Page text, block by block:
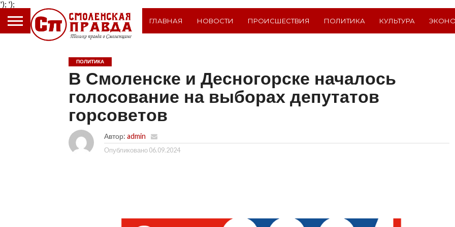
');
ГЛАВНАЯ НОВОСТИ ПРОИСШЕСТВИЯ ПОЛИТИКА КУЛЬТУРА
ПОЛИТИКА
В Смоленске и Десногорске началось
голосование на выборах депутатов
горсоветов
Автор: admin
Опубликовано 06.09.2024
');